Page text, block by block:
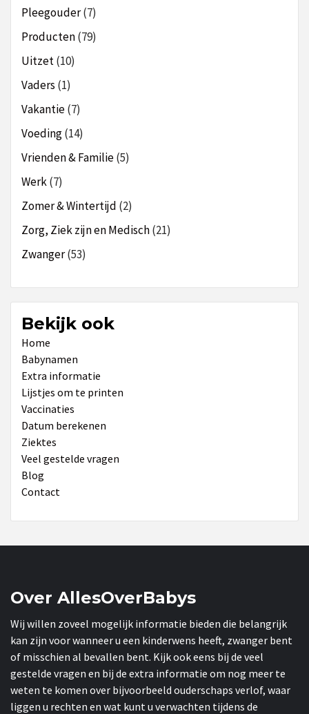
Pleegouder(7)
Producten(79)
Uitzet(10)
Vaders (1)
Vakantie(7)
Voeding(14)
Vrienden & Familie(5)
Werk(7)
Zomer & Wintertijd (2)
Zorg, Ziek zijn en Medisch(21)
Zwanger(53)
Bekijk ook
Home
Babynamen
Extra informatie
Lijstjes om te printen
Vaccinaties
Datum berekenen
Ziektes
Veel gestelde vragen
Blog
Contact
Over AllesOverBabys
Wij willen zoveel mogelijk informatie bieden die belangrijk
kan zijn voor wanneer u een kinderwens heeft, zwanger bent
of misschien al bevallen bent. Kijk ook eens bij de veel
gestelde vragen en bij de extra informatie om nog meer te
weten te komen over bijvoorbeeld ouderschaps verlof, waar
liggen u rechten en wat kunt u verwachten tijdens de